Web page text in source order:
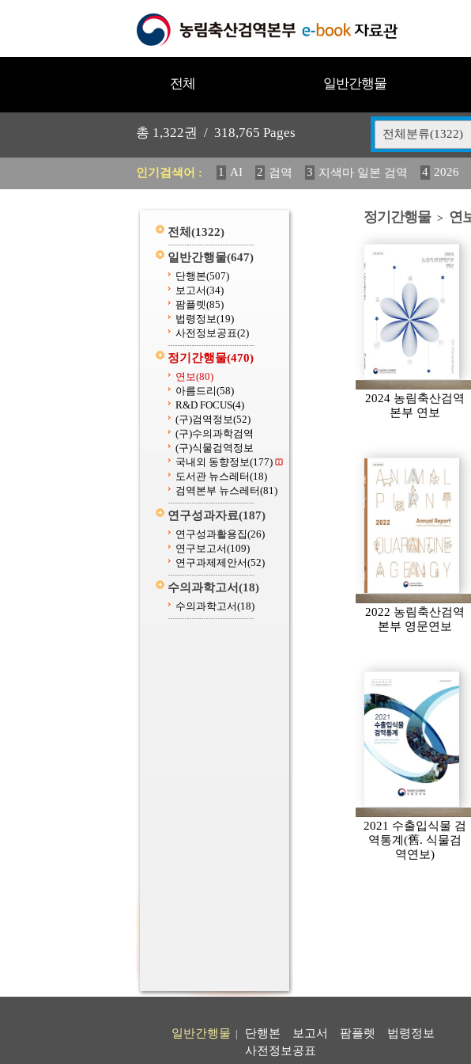
전체 일반간행물
총 1,322권 / 318,765 Pages 전체분류(1322)
인기검색어 : 1 AI 2 검역 3 지색마 일본 검역 4 2026
11 2025 12 중독성 식물 도감 13 媛 異 14
전체 (1322)
일반간행물(647)
단행본(507)
보고서(34)
팜플렛(85)
법령정보(19)
사전정보공표(2)
정기간행물(470)
연보(80)
아름드리(58)
R&D FOCUS(4)
(구)검역정보(52)
(구)수의과학검역
(구)식물검역정보
국내외 동향정보(177)
도서관 뉴스레터(18)
검역본부 뉴스레터(81)
연구성과자료(187)
연구성과활용집(26)
연구보고서(109)
연구과제제안서(52)
수의과학고서(18)
수의과학고서(18)
정기간행물 > 연
2024 농림축산검역
본부 연보
2022 농림축산검역
본부 영문연보
2021 수출입식물 검
역통계(舊. 식물검
역연보)
일반간행물 단행본 보고서 팜플렛
법령정보
사전정보공표